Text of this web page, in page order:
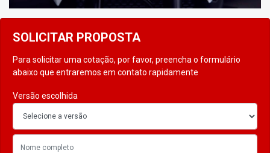
SOLICITAR PROPOSTA
Para solicitar uma cotação, por favor, preencha o formulário
abaixo que entraremos em contato rapidamente
Versão escolhida